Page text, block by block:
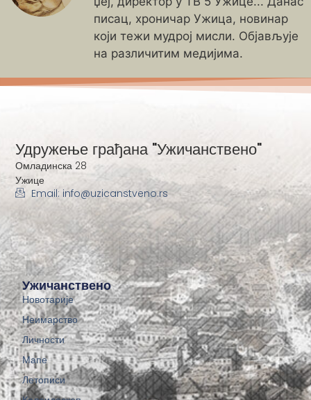
писац, хроничар Ужица, новинар
који тежи мудрој мисли. Објављује
на различитим медијима.
Ужичанствено
Новотарије
Неимарство
Личности
Мапе
Летописи
Удружење грађана "Ужичанствено"
Омладинска 28
Ужице
Email: info@uzicanstveno.rs